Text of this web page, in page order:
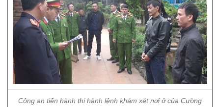
Công an tiến hành thi hành lệnh khám xét nơi ở của Cường